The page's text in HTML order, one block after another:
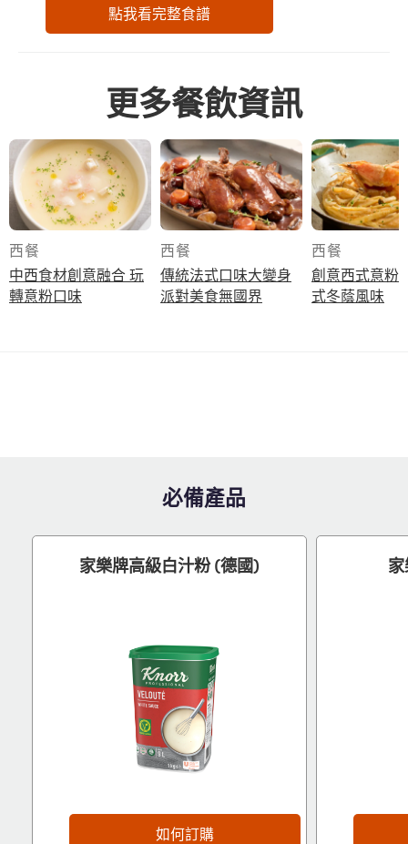
點我看完整食譜
更多餐飲資訊
西餐
中西食材創意融合 玩
轉意粉口味
西餐
傳統法式口味大變身
派對美食無國界
西餐
創意西式意粉
式冬蔭風味
必備產品
家樂牌高級白汁粉 (德國)
如何訂購